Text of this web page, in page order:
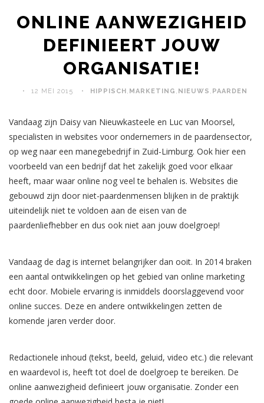
ONLINE AANWEZIGHEID
DEFINIEERT JOUW
ORGANISATIE!
12 MEI 2015 HIPPISCH MARKETING NIEUWS PAARDEN
Vandaag zijn Daisy van Nieuwkasteele en Luc van Moorsel,
specialisten in websites voor ondernemers in de paardensector,
op weg naar een manegebedrijf in Zuid-Limburg. Ook hier een
voorbeeld van een bedrijf dat het zakelijk goed voor elkaar
heeft, maar waar online nog veel te behalen is. Websites die
gebouwd zijn door niet-paardenmensen blijken in de praktijk
uiteindelijk niet te voldoen aan de eisen van de
paardenliefhebber en dus ook niet aan jouw doelgroep!
Vandaag de dag is internet belangrijker dan ooit. In 2014 braken
een aantal ontwikkelingen op het gebied van online marketing
echt door. Mobiele ervaring is inmiddels doorslaggevend voor
online succes. Deze en andere ontwikkelingen zetten de
komende jaren verder door.
Redactionele inhoud (tekst, beeld, geluid, video etc.) die relevant
en waardevol is, heeft tot doel de doelgroep te bereiken. De
online aanwezigheid definieert jouw organisatie. Zonder een